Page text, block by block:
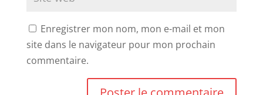
Enregistrer mon nom, mon e-mail et mon
site dans le navigateur pour mon prochain
commentaire.